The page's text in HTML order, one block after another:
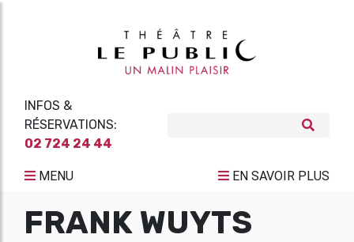
INFOS &
RÉSERVATIONS:
02 724 24 44
MENU EN SAVOIR PLUS
FRANK WUYTS